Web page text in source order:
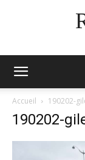
Accueil 190202-
190202-